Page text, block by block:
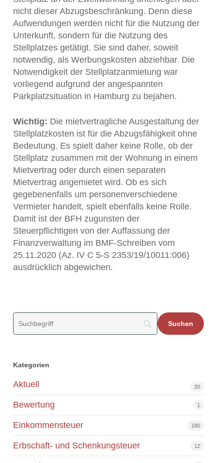
nicht dieser Abzugsbeschränkung. Denn diese
Aufwendungen werden nicht für die Nutzung der
Unterkunft, sondern für die Nutzung des
Stellplatzes getätigt. Sie sind daher, soweit
notwendig, als Werbungskosten abziehbar. Die
Notwendigkeit der Stellplatzanmietung war
vorliegend aufgrund der angespannten
Parkplatzsituation in Hamburg zu bejahen.
Wichtig: Die mietvertragliche Ausgestaltung der
Stellplatzkosten ist für die Abzugsfähigkeit ohne
Bedeutung. Es spielt daher keine Rolle, ob der
Stellplatz zusammen mit der Wohnung in einem
Mietvertrag oder durch einen separaten
Mietvertrag angemietet wird. Ob es sich
gegebenenfalls um personenverschiedene
Vermieter handelt, spielt ebenfalls keine Rolle.
Damit ist der BFH zugunsten der
Steuerpflichtigen von der Auffassung der
Finanzverwaltung im BMF-Schreiben vom
25.11.2020 (Az. IV C 5-S 2353/19/10011:006)
ausdrücklich abgewichen.
Kategorien
Aktuell 20
Bewertung 1
Einkommensteuer 180
Erbschaft- und Schenkungsteuer 12